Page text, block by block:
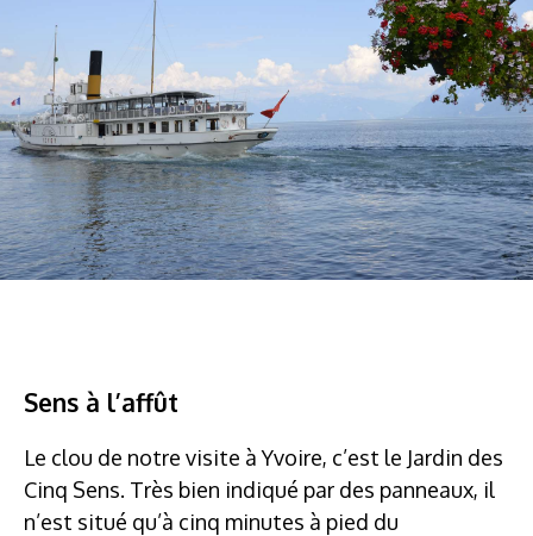
Sens à l’affût
Le clou de notre visite à Yvoire, c’est le Jardin des
Cinq Sens. Très bien indiqué par des panneaux, il
n’est situé qu’à cinq minutes à pied du